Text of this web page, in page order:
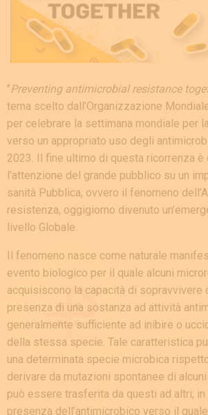
"Preventing antimicrobial resistance
tema scelto dall’Organizzazione
per celebrare la settimana mondiale per
verso un appropriato uso degli
2023. Il fine ultimo di questa ricorrenza è
l’attenzione del grande pubblico su un
sanità Pubblica, ovvero il fenomeno
resistenza, oggigiorno divenuto
livello Globale.
Il fenomeno nasce come naturale
evento biologico per il quale alcuni
acquisiscono la capacità di sopravvivere
presenza di una sostanza ad attività
generalmente sufficiente ad inibire o
della stessa specie. Tale caratteristica
una determinata specie microbica
derivare da mutazioni spontanee di
può essere trasferita da questi ad altri; in
presenza dell’antimicrobico verso il